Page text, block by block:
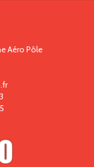
Aéro Pôle